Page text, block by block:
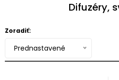
Difuzéry,
Zoradiť:
Prednastavené